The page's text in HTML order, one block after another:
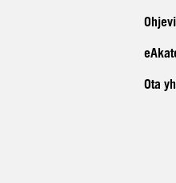
Ota